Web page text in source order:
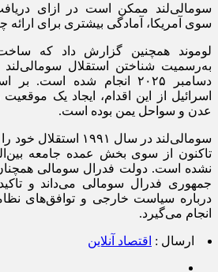
سومالی‌لند ممکن است در ازای
سوی آمریکا، آمادگی بیشتری برای ارائه
لوموند همچنین گزارش داد که ساخت
دسامبر ۲۰۲۵ انجام شده
اسرائیل از این اقدام، ایجاد یک
عدن و سواحل یمن بوده است.
سومالی‌لند در سال
تاکنون از سوی بخش عمده جامعه
نشده است. دولت فدرال سومالی
جمهوری فدرال سومالی می‌داند و
درباره سیاست خارجی و توافق‌های
انجام می‌گیرد.
ارسال : اقتصاد آنلاین